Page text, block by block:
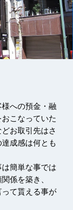
への預金・融
こなっていた
お取引先はさ
成感は何とも
簡単な事では
係を築き、
って貰える事が